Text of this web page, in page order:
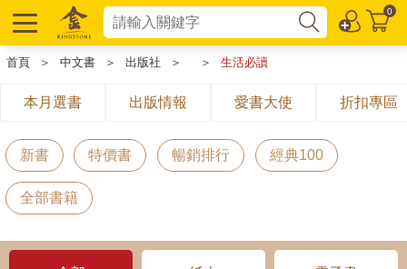
0
首頁 ＞ 中文書 ＞ 出版社 ＞ ＞ 生活必讀
本月選書 出版情報 愛書大使 折扣專區
新書 特價書 暢銷排行 經典100
全部書籍